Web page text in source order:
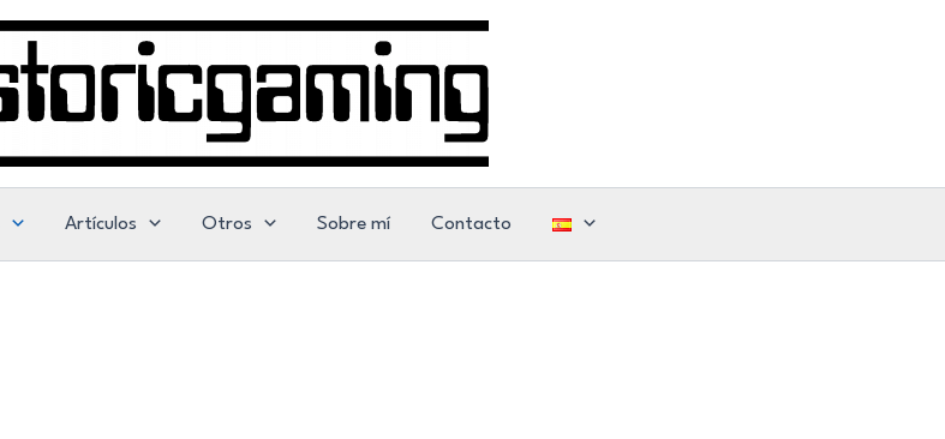
Artículos Otros Sobre mí Contacto